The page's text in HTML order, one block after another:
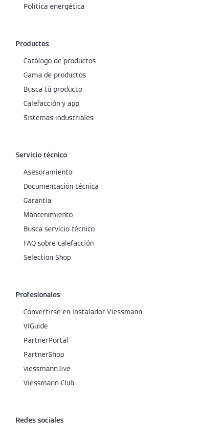
Política energética
Productos
Catálogo de productos
Gama de productos
Busca tú producto
Calefacción y app
Sistemas industriales
Servicio técnico
Asesoramiento
Documentación técnica
Garantía
Mantenimiento
Busca servicio técnico
FAQ sobre calefacción
Selection Shop
Profesionales
Convertirse en Instalador Viessmann
ViGuide
PartnerPortal
PartnerShop
viessmann.live
Viessmann Club
Redes sociales